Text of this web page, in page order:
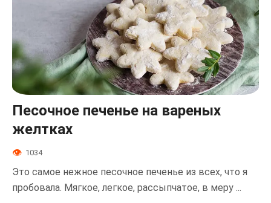
Песочное печенье на вареных
желтках
1034
Это самое нежное песочное печенье из всех, что я
пробовала. Мягкое, легкое, рассыпчатое, в меру ...